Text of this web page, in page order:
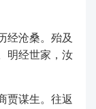
经沧桑。殆及
明经世家，汝
贾谋生。往返